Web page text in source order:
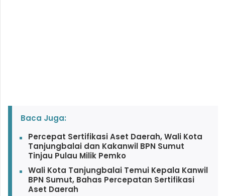
Baca Juga:
Percepat Sertifikasi Aset Daerah, Wali Kota
Tanjungbalai dan Kakanwil BPN Sumut
Tinjau Pulau Milik Pemko
Wali Kota Tanjungbalai Temui Kepala Kanwil
BPN Sumut, Bahas Percepatan Sertifikasi
Aset Daerah